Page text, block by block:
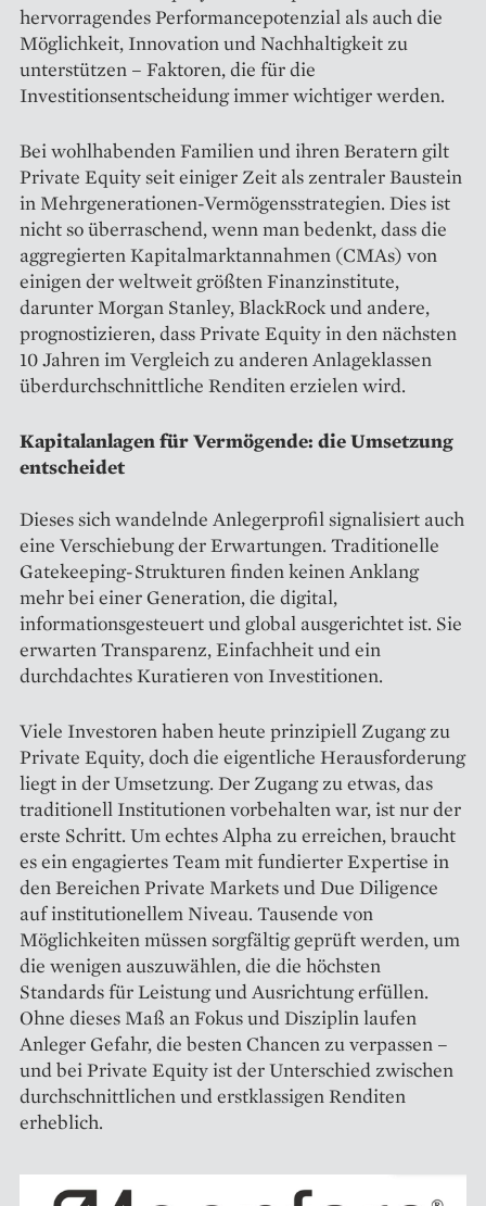
hervorragendes Performancepotenzial als auch die
Möglichkeit, Innovation und Nachhaltigkeit zu
unterstützen – Faktoren, die für die
Investitionsentscheidung immer wichtiger werden.
Bei wohlhabenden Familien und ihren Beratern gilt
Private Equity seit einiger Zeit als zentraler Baustein
in Mehrgenerationen-Vermögensstrategien. Dies ist
nicht so überraschend, wenn man bedenkt, dass die
aggregierten Kapitalmarktannahmen (CMAs) von
einigen der weltweit größten Finanzinstitute,
darunter Morgan Stanley, BlackRock und andere,
prognostizieren, dass Private Equity in den nächsten
10 Jahren im Vergleich zu anderen Anlageklassen
überdurchschnittliche Renditen erzielen wird.
Kapitalanlagen für Vermögende: die Umsetzung
entscheidet
Dieses sich wandelnde Anlegerprofil signalisiert auch
eine Verschiebung der Erwartungen. Traditionelle
Gatekeeping-Strukturen finden keinen Anklang
mehr bei einer Generation, die digital,
informationsgesteuert und global ausgerichtet ist. Sie
erwarten Transparenz, Einfachheit und ein
durchdachtes Kuratieren von Investitionen.
Viele Investoren haben heute prinzipiell Zugang zu
Private Equity, doch die eigentliche Herausforderung
liegt in der Umsetzung. Der Zugang zu etwas, das
traditionell Institutionen vorbehalten war, ist nur der
erste Schritt. Um echtes Alpha zu erreichen, braucht
es ein engagiertes Team mit fundierter Expertise in
den Bereichen Private Markets und Due Diligence
auf institutionellem Niveau. Tausende von
Möglichkeiten müssen sorgfältig geprüft werden, um
die wenigen auszuwählen, die die höchsten
Standards für Leistung und Ausrichtung erfüllen.
Ohne dieses Maß an Fokus und Disziplin laufen
Anleger Gefahr, die besten Chancen zu verpassen –
und bei Private Equity ist der Unterschied zwischen
durchschnittlichen und erstklassigen Renditen
erheblich.